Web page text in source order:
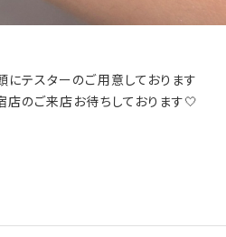
にテスターのご用意しております
店のご来店お待ちしております🤍